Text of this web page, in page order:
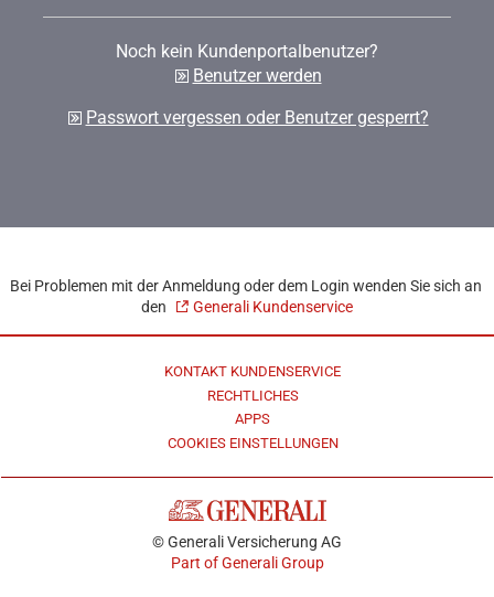
Noch kein Kundenportalbenutzer?
Benutzer werden
Passwort vergessen oder Benutzer gesperrt?
Bei Problemen mit der Anmeldung oder dem Login wenden Sie sich an
den
Generali Kundenservice
KONTAKT KUNDENSERVICE
RECHTLICHES
APPS
COOKIES EINSTELLUNGEN
© Generali Versicherung AG
Part of Generali Group